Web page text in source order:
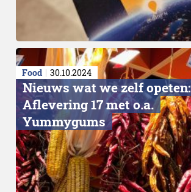
Food 30.10.2024
Nieuws wat we zelf opeten:
Aflevering 17 met o.a.
Yummygums